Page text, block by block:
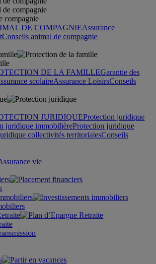
compagnie
DE COMPAGNIEAssurance
Conseils animal de compagnie
DE LA FAMILLEGarantie des
scolaireAssurance LoisirsConseils
JURIDIQUEProtection juridique
juridique immobilièreProtection juridique
collectivités territorialesConseils